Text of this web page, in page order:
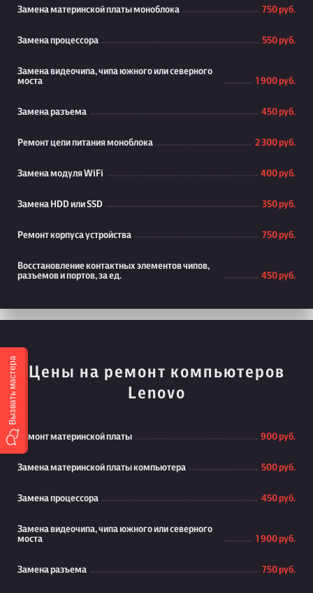
Замена материнской платы моноблока 750 руб.
Замена процессора 550 руб.
Замена видеочипа, чипа южного или северного
моста
1 900 руб.
Замена разъема 450 руб.
Ремонт цепи питания моноблока 2 300 руб.
Замена модуля WiFi 400 руб.
Замена HDD или SSD 350 руб.
Ремонт корпуса устройства 750 руб.
Восстановление контактных элементов чипов,
разъемов и портов, за ед.
450 руб.
Цены на ремонт компьютеров
Lenovo
Ремонт материнской платы 900 руб.
Замена материнской платы компьютера 500 руб.
Замена процессора 450 руб.
Замена видеочипа, чипа южного или северного
моста
1 900 руб.
Замена разъема 750 руб.
Вызвать мастера